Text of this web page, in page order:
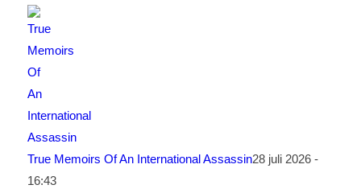
True Memoirs Of An International Assassin28 juli 2026 -
16:43